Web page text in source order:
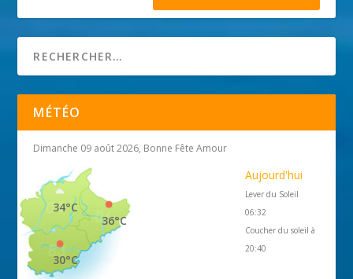
MÉTÉO
Dimanche 09 août 2026, Bonne Fête Amour
36°C
34°C
30°C
Aujourd'hui
Lever du Soleil
06:32
Coucher du soleil à
20:40